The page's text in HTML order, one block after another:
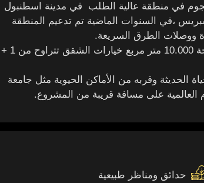
حياة بطراز عالٍ في مشروع بمفهوم فندقي 5 نجوم في منطقة عالية الطلب في مدينة اسطنبول
،في السنوات الماضية تم تدعيم المنطقة
ووصلات الطرق السريعة.
يتكون المشروع من 27 طابقا ككتلة واحدة على مساحة 10.000 متر مربع خيارات الشقق تتراوح من 1 +
الحديثة وقربه من الأماكن الحيوية مثل جامعة
حدائق ومناظر طبيعية